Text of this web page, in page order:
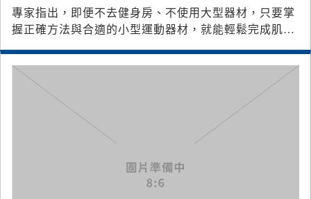
專家指出，即便不去健身房、不使用大型器材，只要掌
握正確方法與合適的小型運動器材，就能輕鬆完成肌力